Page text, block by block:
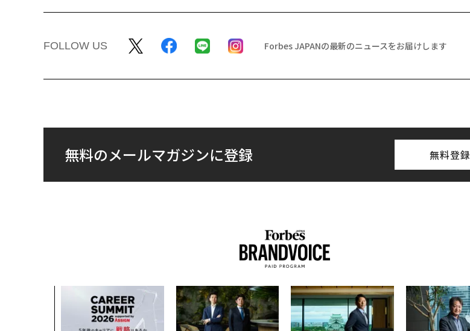
FOLLOW US Forbes JAPANの最新のニュースをお届けします
無料のメールマガジンに登録 無料登録